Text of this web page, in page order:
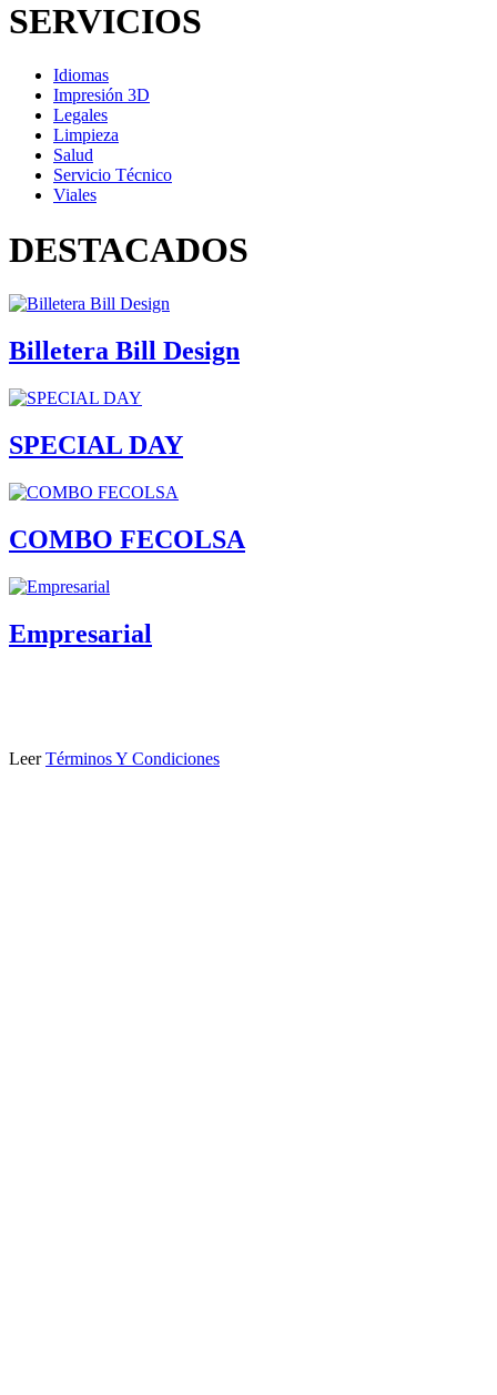
SERVICIOS
Idiomas
Impresión 3D
Legales
Limpieza
Salud
Servicio Técnico
Viales
DESTACADOS
Billetera Bill Design
SPECIAL DAY
COMBO FECOLSA
Empresarial
LeerTérminos Y Condiciones